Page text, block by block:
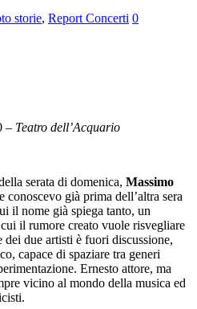
storie, Report Concerti 0
– Teatro dell’Acquario
serata di domenica, Massimo
e conoscevo già prima dell’altra sera
il nome già spiega tanto, un
il rumore creato vuole risvegliare
dei due artisti è fuori discussione,
capace di spaziare tra generi
Ernesto attore, ma
vicino al mondo della musica ed